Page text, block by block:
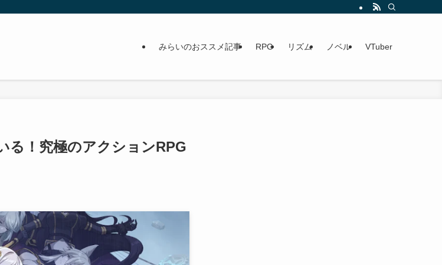
みらいのおススメ記事 RPG リズム ノベル VTuber
る！究極のアクションRPG